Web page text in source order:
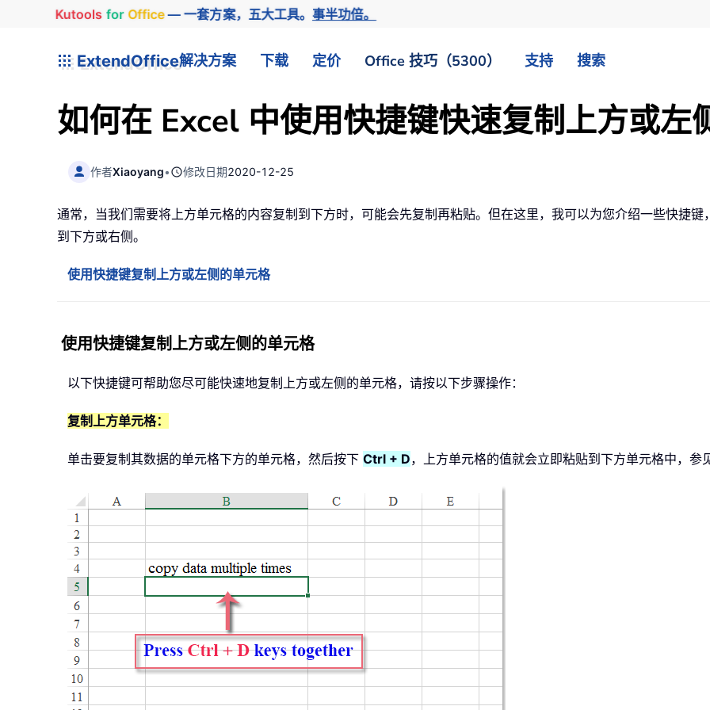
Kutools for Office— 一套方案，五大工具。事半功倍。
ExtendOffice解决方案 下载 定价 Office 技巧（5300） 支持 搜索
如何在 Excel 中使用快捷键快速复制上方或左
作者Xiaoyang• 修改日期2020-12-25
通常，当我们需要将上方单元格的内容复制到下方时，可能会先复制再粘贴。但在这里，我可以为您介绍一些快捷
到下方或右侧。
使用快捷键复制上方或左侧的单元格
使用快捷键复制上方或左侧的单元格
以下快捷键可帮助您尽可能快速地复制上方或左侧的单元格，请按以下步骤操作：
复制上方单元格：
单击要复制其数据的单元格下方的单元格，然后按下 Ctrl + D，上方单元格的值就会立即粘贴到下方单元格中，参